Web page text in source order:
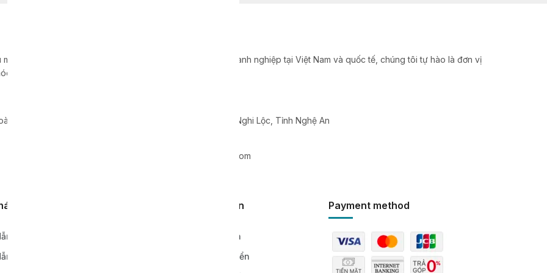
móc, dây chuyền, thiết bị sản xuất cho hàng nghìn doanh nghiệp tại Việt Nam và quốc tế, chúng tôi tự hào là đơn vị
hàng đầu tại Việt Nam.
Quận Cầu Giấy, TP. Hà Nội
Xã Nghi Hoa, Huyện Nghi Lộc, Tỉnh Nghệ An
info@xavie-holding.com
hàng
đặt hàng
thanh toán
Quy định, điều khoản
Chính sách bảo hành
Chính sách vận chuyển
Payment method